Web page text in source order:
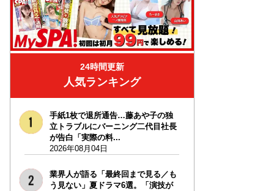
24時間更新
人気ランキング
手紙1枚で退所通告…藤あや子の独
立トラブルにバーニング二代目社長
が告白「実際の料...
2026年08月04日
業界人が語る「最終回まで見る／も
う見ない」夏ドラマ6選。「演技が